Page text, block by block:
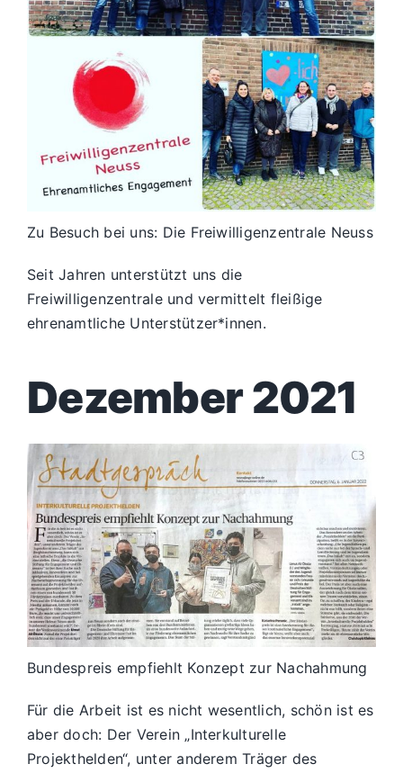
Zu Besuch bei uns: Die Freiwilligenzentrale Neuss
Seit Jahren unterstützt uns die
Freiwilligenzentrale und vermittelt fleißige
ehrenamtliche Unterstützer*innen.
Dezember 2021
Bundespreis empfiehlt Konzept zur Nachahmung
Für die Arbeit ist es nicht wesentlich, schön ist es
aber doch: Der Verein „Interkulturelle
Projekthelden“, unter anderem Träger des